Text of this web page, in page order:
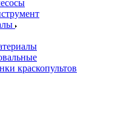
краскопультов